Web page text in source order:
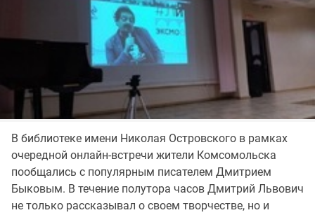
В библиотеке имени Николая Островского в рамках
очередной онлайн-встречи жители Комсомольска
пообщались с популярным писателем Дмитрием
Быковым. В течение полутора часов Дмитрий Львович
не только рассказывал о своем творчестве, но и